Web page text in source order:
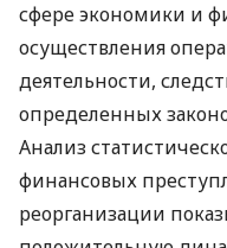
сфере экономики и
осуществления
деятельности,
определенных
Анализ
финансовых
реорганизации